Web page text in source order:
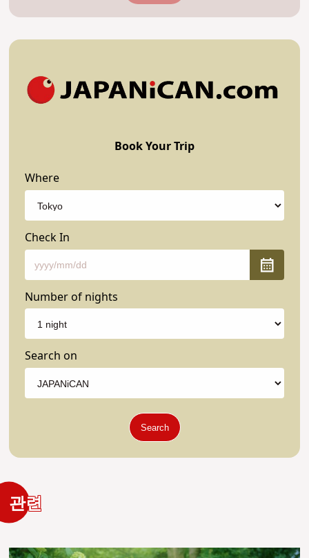
Book Your Trip
Where
Check In
Number of nights
Search on
Search
관련